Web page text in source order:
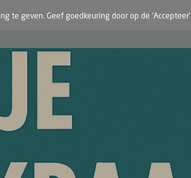
professionals Nieuws
te geven. Geef goedkeuring door op de 'Accepteer'